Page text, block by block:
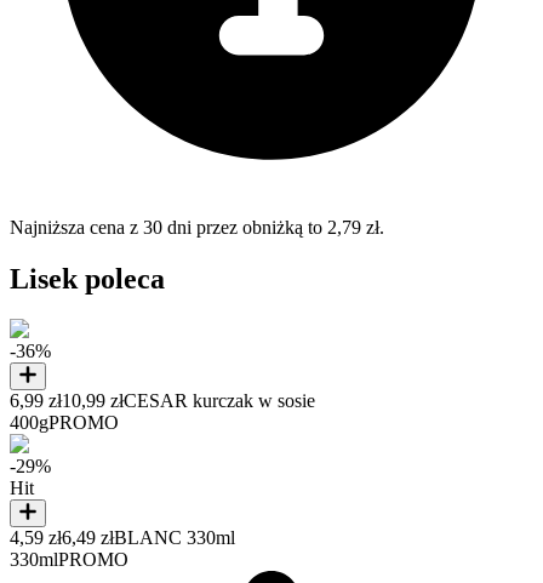
Najniższa cena z 30 dni przez obniżką to 2,79 zł.
Lisek poleca
-36%
6,99 zł10,99 złCESAR kurczak w sosie
400gPROMO
-29%
Hit
4,59 zł6,49 złBLANC 330ml
330mlPROMO